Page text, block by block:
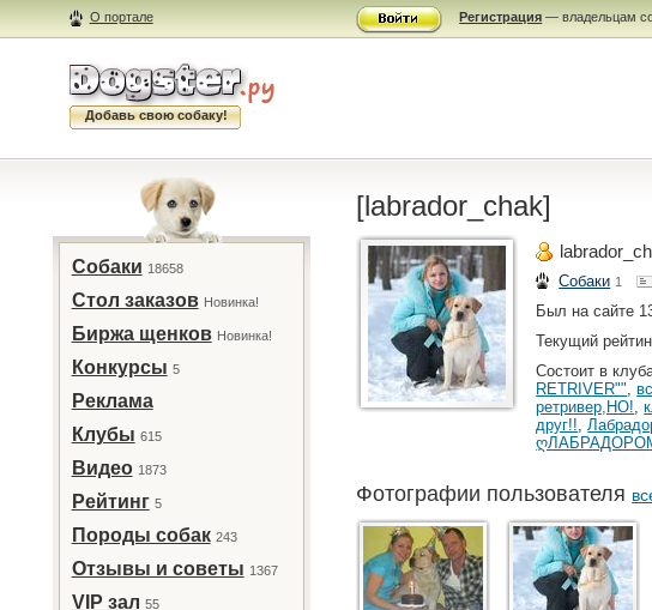
О портале Регистрация — владельцам
Добавь свою собаку!
Собаки 18658
Стол заказов Новинка!
Биржа щенков Новинка!
Конкурсы 5
Реклама
Клубы 615
Видео 1873
Рейтинг 5
Породы собак 243
Отзывы и советы 1367
VIP зал 55
[labrador_chak]
Собаки 1
Был на сайте
Текущий
Состоит в
RETRIVER"",
ретривер,НО!,
друг!!,
Фотографии пользователя